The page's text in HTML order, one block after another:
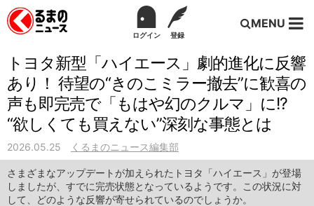
ログイン 登録
MENU
トヨタ新型「ハイエース」劇的進化に反響
あり！ 待望の“きのこミラー撤去”に歓喜の
声も即完売で「もはや幻のクルマ」に!?
“欲しくても買えない”深刻な事態とは
2026.05.25 くるまのニュース編集部
さまざまなアップデートが加えられたトヨタ「ハイエース」が登場
しましたが、すでに完売状態となっているようです。この状況に対
して、どのような反響が寄せられているのでしょうか。